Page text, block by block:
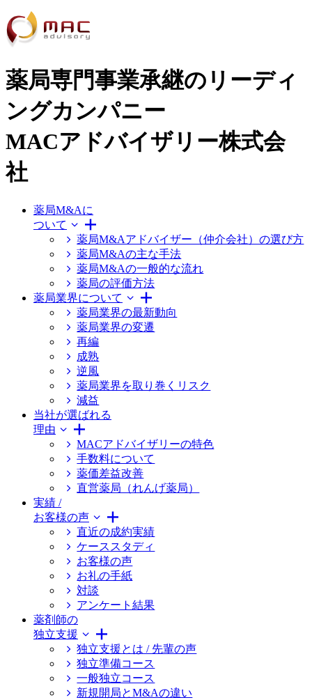
薬局専門事業承継のリーディ
ングカンパニー
MACアドバイザリー株式会
社
薬局M&Aに
ついて
薬局M&Aアドバイザー（仲介会社）の選び方
薬局M&Aの主な手法
薬局M&Aの一般的な流れ
薬局の評価方法
薬局業界について
薬局業界の最新動向
薬局業界の変遷
再編
成熟
逆風
薬局業界を取り巻くリスク
減益
当社が選ばれる
理由
MACアドバイザリーの特色
手数料について
薬価差益改善
直営薬局（れんげ薬局）
実績 /
お客様の声
直近の成約実績
ケーススタディ
お客様の声
お礼の手紙
対談
アンケート結果
薬剤師の
独立支援
独立支援とは / 先輩の声
独立準備コース
一般独立コース
新規開局とM&Aの違い